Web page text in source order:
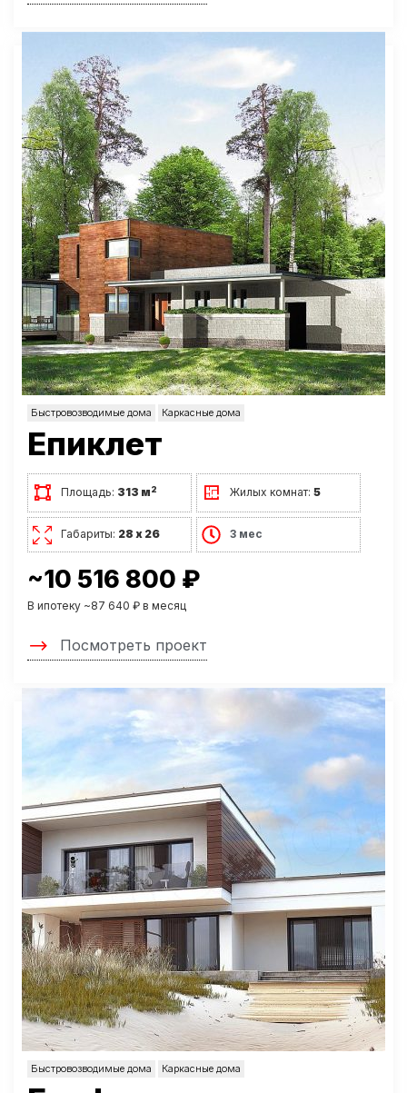
Быстровозводимые дома Каркасные дома
Епиклет
Площадь: 313 м2 Жилых комнат:5
Габариты: 28 х 26 3 мес
~10 516 800 ₽
В ипотеку ~87 640 ₽ в месяц
Посмотреть проект
Быстровозводимые дома Каркасные дома